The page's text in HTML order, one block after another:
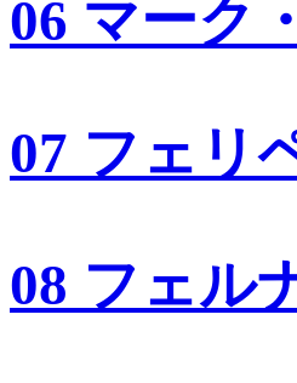
06 マーク
07 フェリ
08 フェル